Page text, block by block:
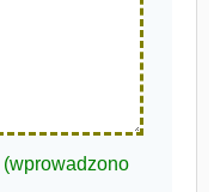
(wprowadzono